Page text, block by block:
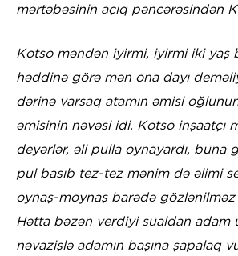
mərtəbəsinin açıq pəncərəsindən
Kotso məndən iyirmi, iyirmi iki yaş
həddinə görə mən ona dayı
dərinə varsaq atamın əmisi
əmisinin nəvəsi idi. Kotso inşaatçı
deyərlər, əli pulla oynayardı, buna
pul basıb tez-tez mənim də əlimi
oynaş-moynaş barədə gözlənilməz
Hətta bəzən verdiyi sualdan adam
nəvazişlə adamın başına şapalaq